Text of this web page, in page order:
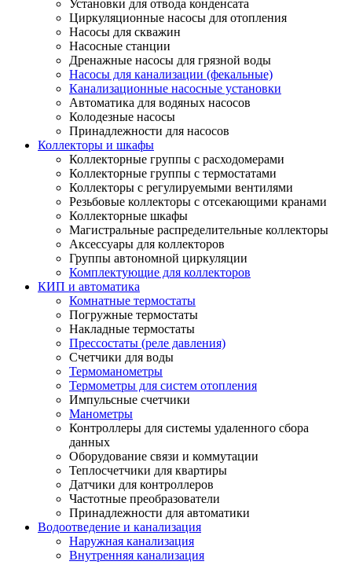
Установки для отвода конденсата
Циркуляционные насосы для отопления
Насосы для скважин
Насосные станции
Дренажные насосы для грязной воды
Насосы для канализации (фекальные)
Канализационные насосные установки
Автоматика для водяных насосов
Колодезные насосы
Принадлежности для насосов
Коллекторы и шкафы
Коллекторные группы с расходомерами
Коллекторные группы с термостатами
Коллекторы с регулируемыми вентилями
Резьбовые коллекторы с отсекающими кранами
Коллекторные шкафы
Магистральные распределительные коллекторы
Аксессуары для коллекторов
Группы автономной циркуляции
Комплектующие для коллекторов
КИП и автоматика
Комнатные термостаты
Погружные термостаты
Накладные термостаты
Прессостаты (реле давления)
Счетчики для воды
Термоманометры
Термометры для систем отопления
Импульсные счетчики
Манометры
Контроллеры для системы удаленного сбора
данных
Оборудование связи и коммутации
Теплосчетчики для квартиры
Датчики для контроллеров
Частотные преобразователи
Принадлежности для автоматики
Водоотведение и канализация
Наружная канализация
Внутренняя канализация